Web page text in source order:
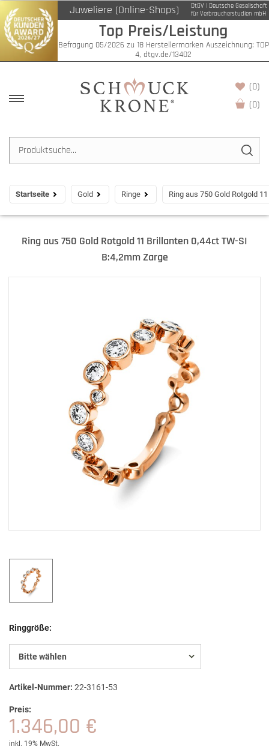
Juweliere (Online-Shops)
DtGV | Deutsche Gesellschaft
für Verbraucherstudien mbH
Top Preis/Leistung
Befragung 05/2026 zu 18 Herstellermarken Auszeichnung: TOP
4, dtgv.de/13402
(0)
(0)
Startseite Gold Ringe Ring aus 750 Gold Rotgold
Ring aus 750 Gold Rotgold 11 Brillanten 0,44ct TW-SI
B:4,2mm Zarge
Ringgröße:
Bitte wählen
Artikel-Nummer: 22-3161-53
Preis:
1.346,00 €
inkl. 19% MwSt.